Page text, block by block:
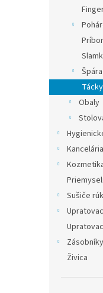
Obaly
Kancelária
Sušiče rúk
Živica